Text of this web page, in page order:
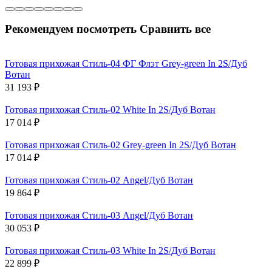
Рекомендуем посмотреть Сравнить все
Готовая прихожая Стиль-04 ФГ Флэт Grey-green In 2S/Дуб
Вотан
31 193 ₽
Готовая прихожая Стиль-02 White In 2S/Дуб Вотан
17 014 ₽
Готовая прихожая Стиль-02 Grey-green In 2S/Дуб Вотан
17 014 ₽
Готовая прихожая Стиль-02 Angel/Дуб Вотан
19 864 ₽
Готовая прихожая Стиль-03 Angel/Дуб Вотан
30 053 ₽
Готовая прихожая Стиль-03 White In 2S/Дуб Вотан
22 899 ₽